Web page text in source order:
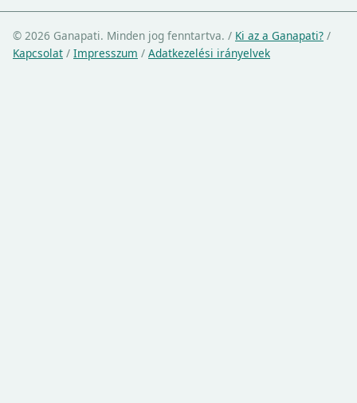
© 2026 Ganapati. Minden jog fenntartva. / Ki az a Ganapati? /
Kapcsolat / Impresszum / Adatkezelési irányelvek